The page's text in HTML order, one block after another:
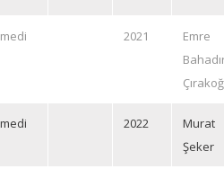
2021
Emre
2022
Murat
Şeker